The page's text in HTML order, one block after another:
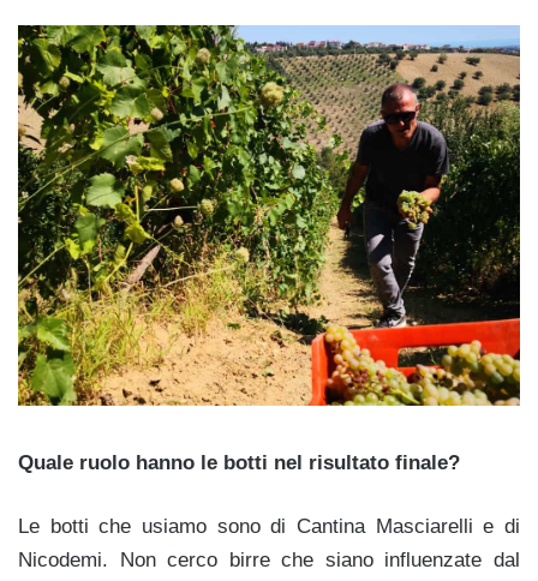
Quale ruolo hanno le botti nel risultato finale?
Le botti che usiamo sono di Cantina Masciarelli e di
Nicodemi. Non cerco birre che siano influenzate dal